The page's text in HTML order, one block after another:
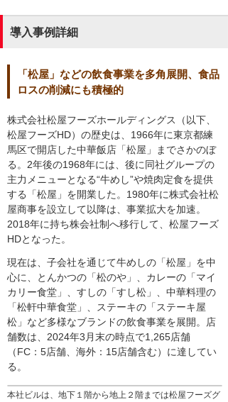
導入事例詳細
「松屋」などの飲食事業を多角展開、食品
ロスの削減にも積極的
本社ビルは、地下１階から地上２階までは松屋フーズグ
株式会社松屋フーズホールディングス（以下、
松屋フーズHD）の歴史は、1966年に東京都練
馬区で開店した中華飯店「松屋」までさかのぼ
る。2年後の1968年には、後に同社グループの
主力メニューとなる“牛めし”や焼肉定食を提供
する「松屋」を開業した。1980年に株式会社松
屋商事を設立して以降は、事業拡大を加速。
2018年に持ち株会社制へ移行して、松屋フーズ
HDとなった。
現在は、子会社を通じて牛めしの「松屋」を中
心に、とんかつの「松のや」、カレーの「マイ
カリー食堂」、すしの「すし松」、中華料理の
「松軒中華食堂」、ステーキの「ステーキ屋
松」など多様なブランドの飲食事業を展開。店
舗数は、2024年3月末の時点で1,265店舗
（FC：5店舗、海外：15店舗含む）に達してい
る。